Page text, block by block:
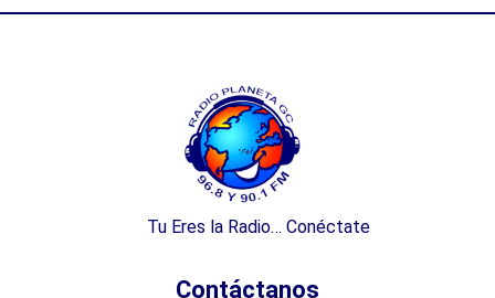
Tu Eres la Radio… Conéctate
Contáctanos